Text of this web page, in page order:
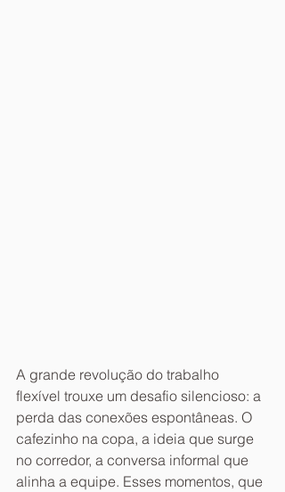
A grande revolução do trabalho
flexível trouxe um desafio silencioso: a
perda das conexões espontâneas. O
cafezinho na copa, a ideia que surge
no corredor, a conversa informal que
alinha a equipe. Esses momentos, que